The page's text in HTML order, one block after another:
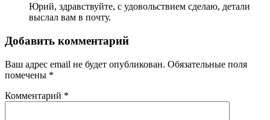
Юрий, здравствуйте, с удовольствием сделаю, детали
выслал вам в почту.
Добавить комментарий
Ваш адрес email не будет опубликован. Обязательные поля
помечены *
Комментарий *